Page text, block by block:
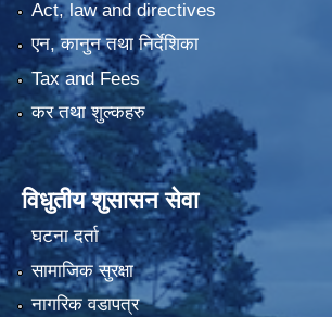
Act, law and directives
एन, कानुन तथा निर्देशिका
Tax and Fees
कर तथा शुल्कहरु
विधुतीय शुसासन सेवा
घटना दर्ता
सामाजिक सुरक्षा
नागरिक वडापत्र